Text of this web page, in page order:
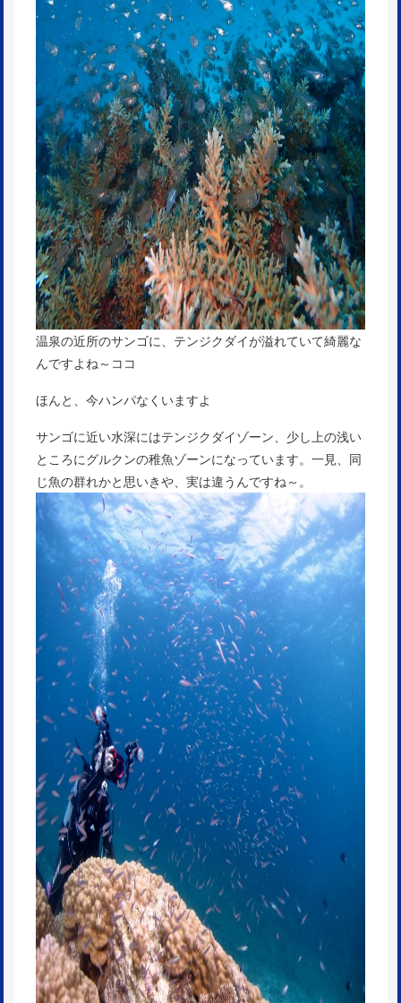
温泉の近所のサンゴに、テンジクダイが溢れていて綺麗な
んですよね～ココ
ほんと、今ハンパなくいますよ
サンゴに近い水深にはテンジクダイゾーン、少し上の浅い
ところにグルクンの稚魚ゾーンになっています。一見、同
じ魚の群れかと思いきや、実は違うんですね～。